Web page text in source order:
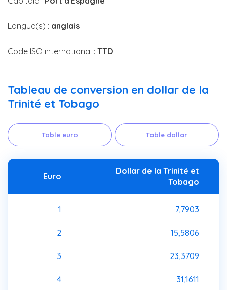
Langue(s) : anglais
Code ISO international : TTD
Tableau de conversion en dollar de la
Trinité et Tobago
Table euro Table dollar
Euro
Dollar de la Trinité et
Tobago
1 7,7903
2 15,5806
3 23,3709
4 31,1611